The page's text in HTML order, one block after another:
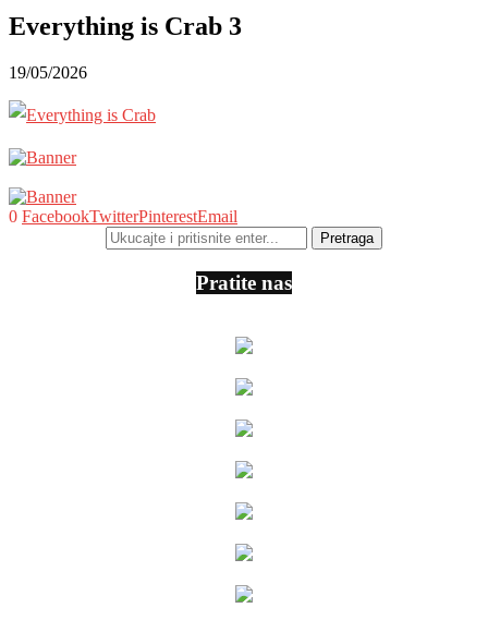
Everything is Crab 3
19/05/2026
0 FacebookTwitterPinterestEmail
Pratite nas